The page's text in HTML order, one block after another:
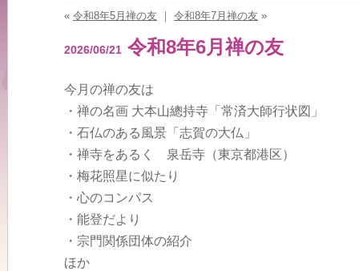
« 令和8年5月禅の友 令和8年7月禅の友 »
2026/06/21 令和8年6月禅の友
今月の禅の友は
・禅の名画 大本山總持寺「常済大師行状図」
・石仏のある風景「志賀の大仏」
・禅寺をあるく 泉岳寺（東京都港区）
・梅花照星に似たり
・心のコンパス
・能登だより
・宗門関係団体の紹介
ほか